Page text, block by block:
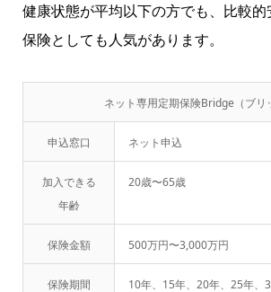
健康状態が平均以下の方でも、比較的
保険としても人気があります。
ネット専用定期保険Bridge（ブリ
申込窓口 ネット申込
加入できる
年齢
20歳〜65歳
保険金額 500万円〜3,000万円
保険期間
10年、15年、20年、25年、